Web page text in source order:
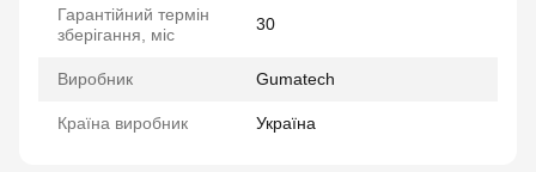
Гарантійний термін
зберігання, міс
30
Виробник Gumatech
Країна виробник Україна